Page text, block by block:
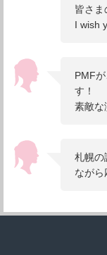
皆さま
I wish
PMF
す！
素敵な
札幌の
ながら